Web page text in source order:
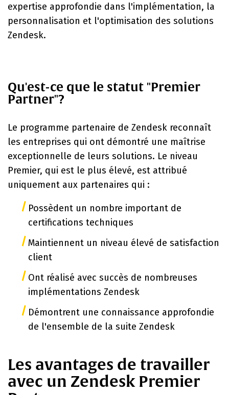
expertise approfondie dans l'implémentation, la
personnalisation et l'optimisation des solutions
Zendesk.
Qu'est-ce que le statut "Premier
Partner"?
Le programme partenaire de Zendesk reconnaît
les entreprises qui ont démontré une maîtrise
exceptionnelle de leurs solutions. Le niveau
Premier, qui est le plus élevé, est attribué
uniquement aux partenaires qui :
Possèdent un nombre important de
certifications techniques
Maintiennent un niveau élevé de satisfaction
client
Ont réalisé avec succès de nombreuses
implémentations Zendesk
Démontrent une connaissance approfondie
de l'ensemble de la suite Zendesk
Les avantages de travailler
avec un Zendesk Premier